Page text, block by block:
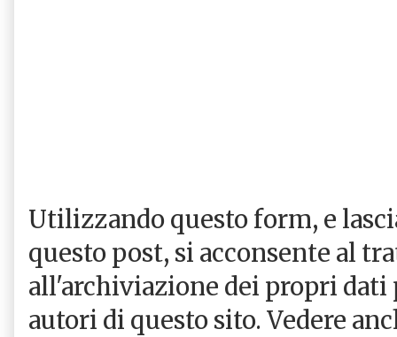
Utilizzando questo form, e
questo post, si acconsente al
all'archiviazione dei propri dati
autori di questo sito. Vedere